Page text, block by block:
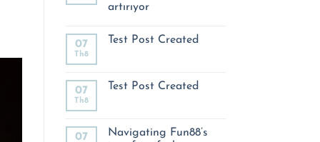
artırıyor
bình
sade
07
Th8
Test Post Created
luận
ở
07
Th8
Test Post Created
luận
ở
07
Navigating Fun88’s